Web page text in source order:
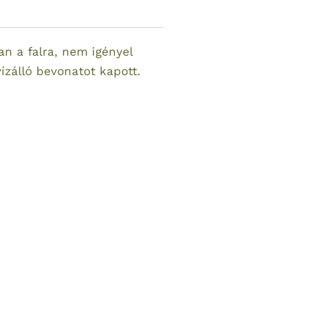
a falra, nem igényel
bevonatot kapott.